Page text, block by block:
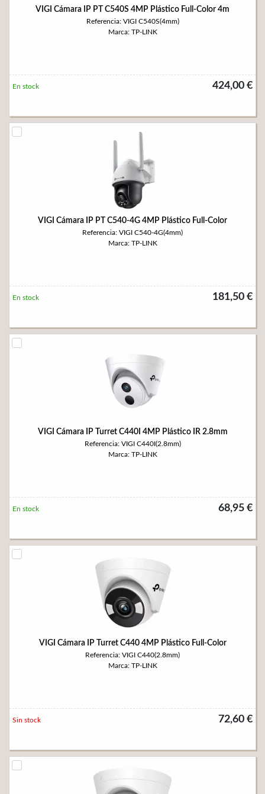
VIGI Cámara IP PT C540S 4MP Plástico Full-Color 4m
Referencia: VIGI C540S(4mm)
Marca: TP-LINK
424,00 €
En stock
VIGI Cámara IP PT C540-4G 4MP Plástico Full-Color
Referencia: VIGI C540-4G(4mm)
Marca: TP-LINK
181,50 €
En stock
VIGI Cámara IP Turret C440I 4MP Plástico IR 2.8mm
Referencia: VIGI C440I(2.8mm)
Marca: TP-LINK
68,95 €
En stock
VIGI Cámara IP Turret C440 4MP Plástico Full-Color
Referencia: VIGI C440(2.8mm)
Marca: TP-LINK
72,60 €
Sin stock